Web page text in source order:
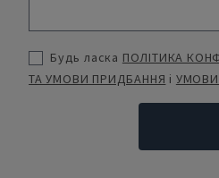
Будь ласка ПОЛІТИКА
ТА УМОВИ ПРИДБАННЯ і